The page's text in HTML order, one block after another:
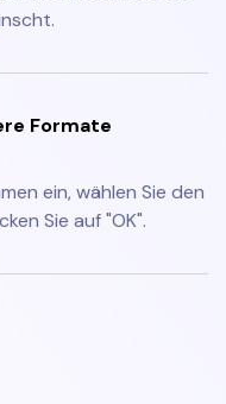
Formate
ein, wählen Sie den
Sie auf "OK".